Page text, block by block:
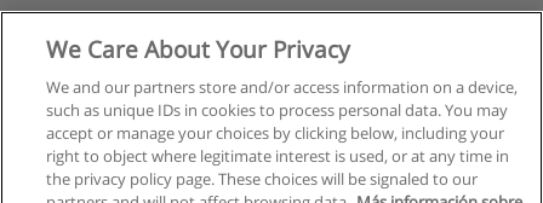
Следующая
We Care About Your Privacy
We and our partners store and/or access information on a device,
such as unique IDs in cookies to process personal data. You may
accept or manage your choices by clicking below, including your
right to object where legitimate interest is used, or at any time in
the privacy policy page. These choices will be signaled to our